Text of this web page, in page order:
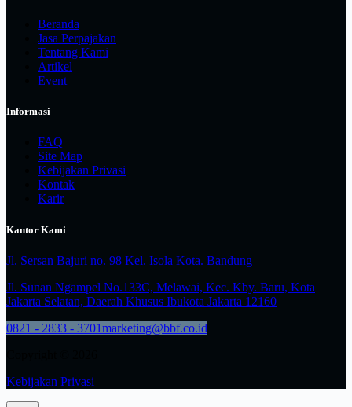
Beranda
Jasa Perpajakan
Tentang Kami
Artikel
Event
Informasi
FAQ
Site Map
Kebijakan Privasi
Kontak
Karir
Kantor Kami
Jl. Sersan Bajuri no. 98 Kel. Isola Kota. Bandung
Jl. Sunan Ngampel No.133C, Melawai, Kec. Kby. Baru, Kota
Jakarta Selatan, Daerah Khusus Ibukota Jakarta 12160
0821 - 2833 - 3701marketing@bbf.co.id
Kebijakan Privasi